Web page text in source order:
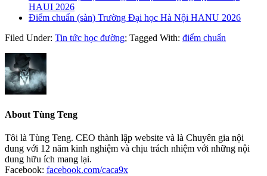
HAUI 2026
Điểm chuẩn (sàn) Trường Đại học Hà Nội HANU 2026
Filed Under: Tin tức học đường; Tagged With: điểm chuẩn
About Tùng Teng
Tôi là Tùng Teng. CEO thành lập website và là Chuyên gia nội
dung với 12 năm kinh nghiệm và chịu trách nhiệm với những nội
dung hữu ích mang lại.
Facebook: facebook.com/caca9x